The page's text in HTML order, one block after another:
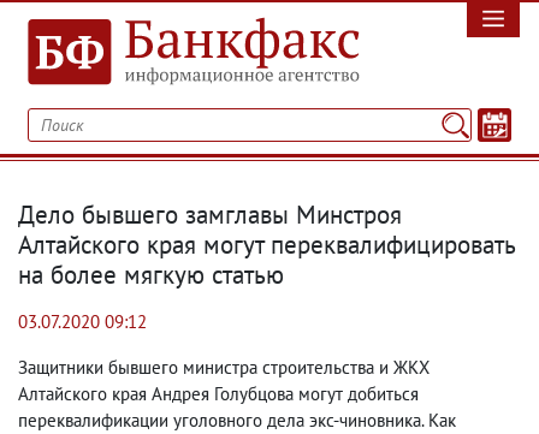
Дело бывшего замглавы Минстроя
Алтайского края могут переквалифицировать
на более мягкую статью
03.07.2020 09:12
Защитники бывшего министра строительства и ЖКХ
Алтайского края Андрея Голубцова могут добиться
переквалификации уголовного дела экс-чиновника. Как